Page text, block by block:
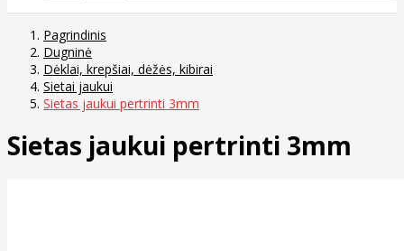
Pagrindinis
Dugninė
Dėklai, krepšiai, dėžės, kibirai
Sietai jaukui
Sietas jaukui pertrinti 3mm
Sietas jaukui pertrinti 3mm